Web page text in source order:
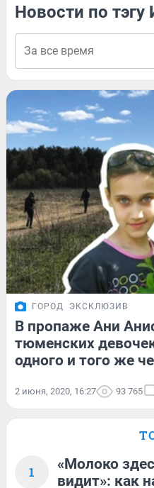
Новости по
ГОРОД ЭКСКЛЮЗИВ
В пропаже Ани
тюменских
одного и того же
2 июня, 2020, 16:27 93 765
1
«Молоко
видит»: как